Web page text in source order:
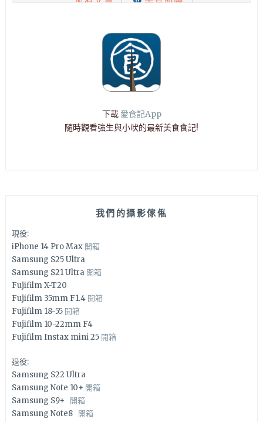
下載 愛食記App
隨時觀看強生與小吠的最新美食食記!
我們的攝影傢俬
現役:
iPhone 14 Pro Max 開箱
Samsung S25 Ultra
Samsung S21 Ultra 開箱
Fujifilm X-T20
Fujifilm 35mm F1.4 開箱
Fujifilm 18-55 開箱
Fujifilm 10-22mm F4
Fujifilm Instax mini 25 開箱
退役:
Samsung S22 Ultra
Samsung Note 10+ 開箱
Samsung S9+ 開箱
Samsung Note8 開箱